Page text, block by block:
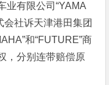
业有限公司“YAMA
会社诉天津港田集团
和“FUTURE”商
，分别连带赔偿原